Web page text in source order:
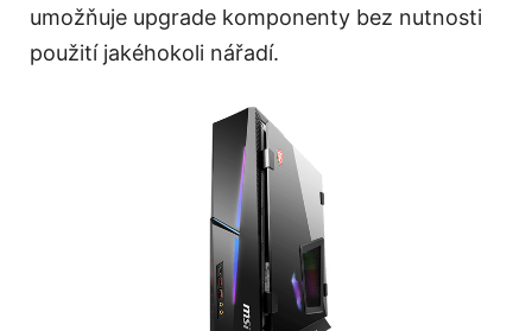
umožňuje upgrade komponenty bez nutnosti
použití jakéhokoli nářadí.